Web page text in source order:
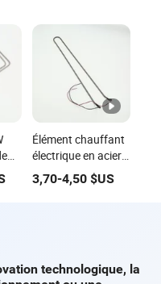
Élément chauffant
électrique en acier
inoxydable sur
mesure/OEM pour
3,70-4,50$US
technologique, la